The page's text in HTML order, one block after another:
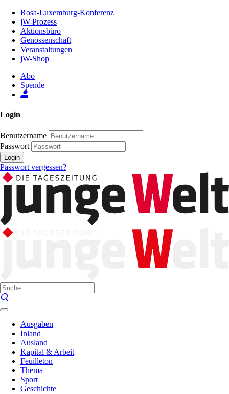
Inhalt
Seite
Rosa-Luxemburg-Konferenz
jW-Prozess
Aktionsbüro
Genossenschaft
Veranstaltungen
jW-Shop
Abo
Spende
Login
Benutzername
Passwort
Login
Passwort vergessen?
Ausgaben
Inland
Ausland
Kapital & Arbeit
Feuilleton
Thema
Sport
Geschichte